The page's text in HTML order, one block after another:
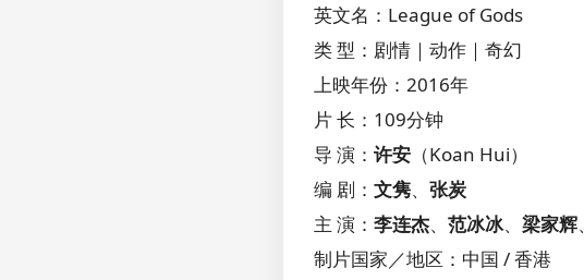
英文名：League of Gods
类 型：剧情｜动作｜奇幻
上映年份：2016年
片 长：109分钟
导 演： 许安 （Koan Hui）
编 剧： 文隽、 张炭
主 演： 李连杰、 范冰冰、 梁家辉、
制片国家／地区：中国 / 香港